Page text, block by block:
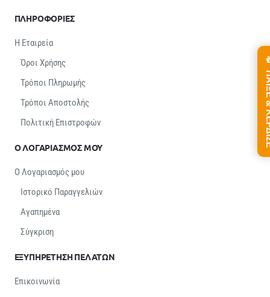
ΠΛΗΡΟΦΟΡΙΕΣ
Η Εταιρεία
Όροι Χρήσης
Τρόποι Πληρωμής
Τρόποι Αποστολής
Πολιτική Επιστροφών
Ο ΛΟΓΑΡΙΑΣΜΟΣ ΜΟΥ
Ο Λογαριασμός μου
Ιστορικό Παραγγελιών
Αγαπημένα
Σύγκριση
ΕΞΥΠΗΡΕΤΗΣΗ ΠΕΛΑΤΩΝ
Επικοινωνία